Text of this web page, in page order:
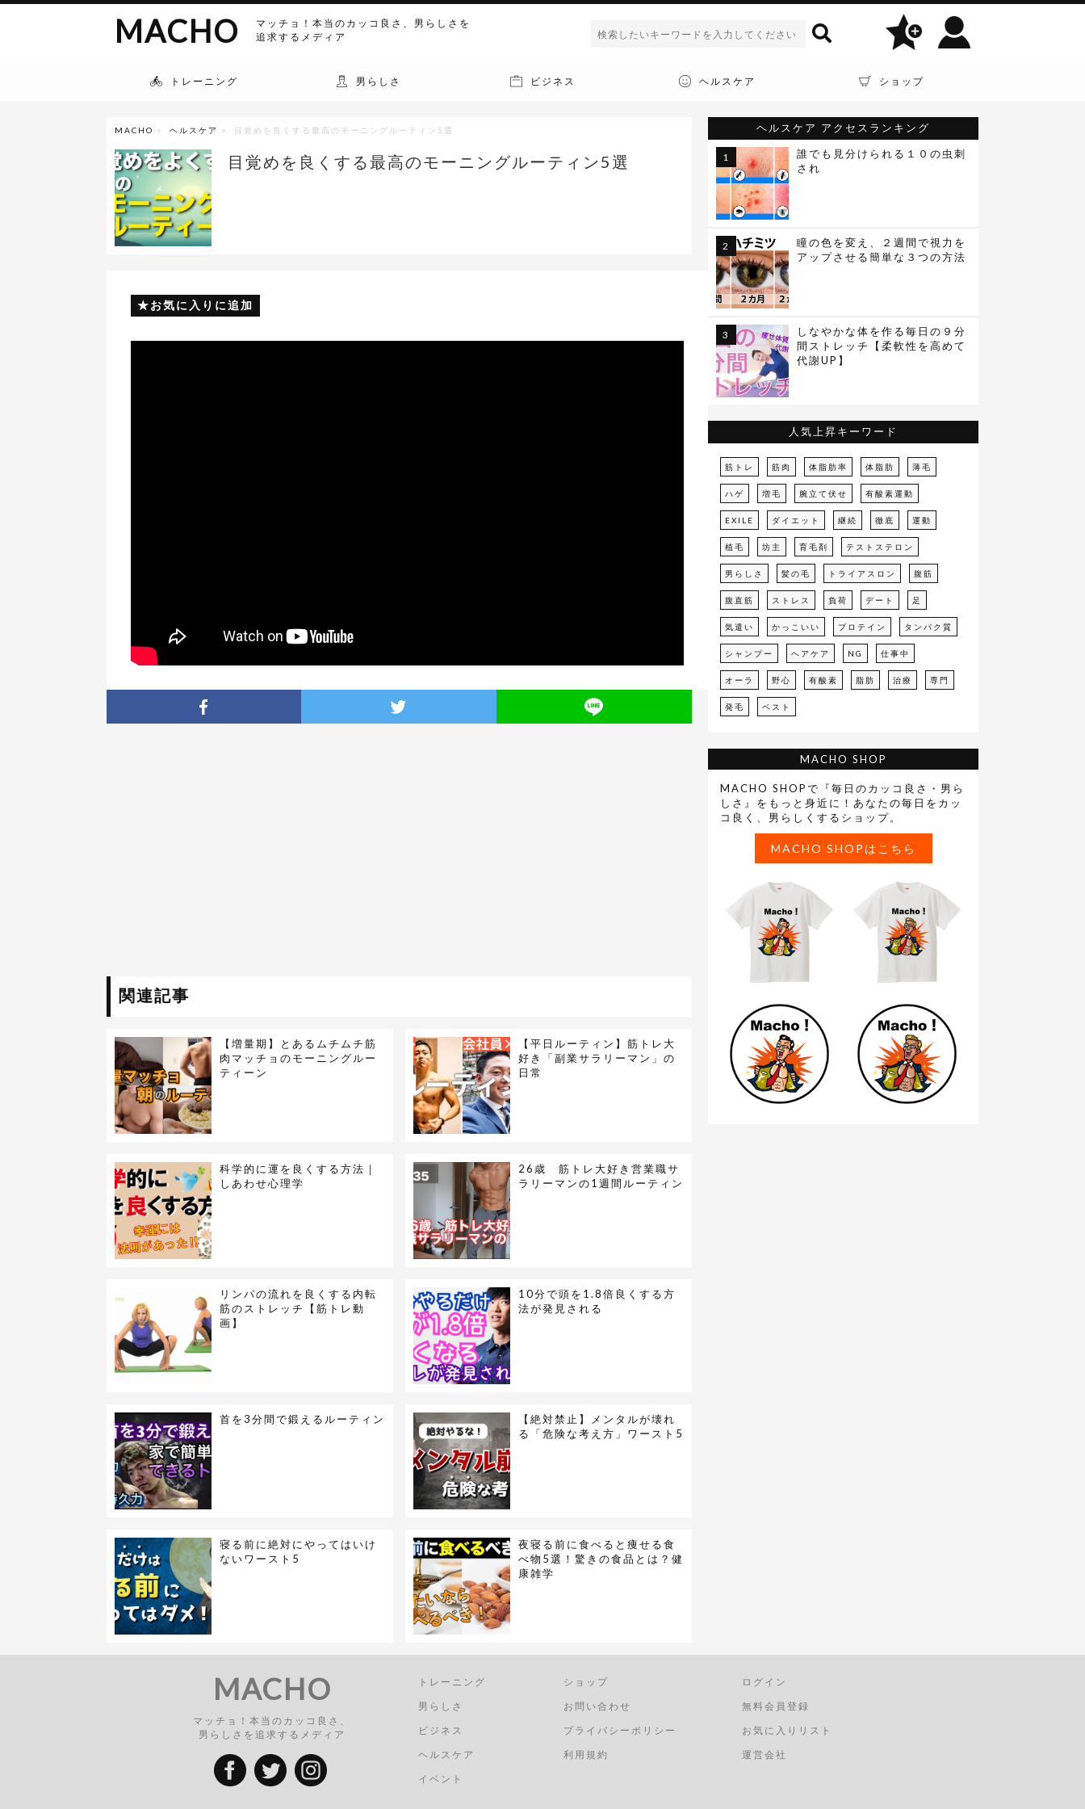
マッチョ！本当のカッコ良さ、男らしさを
追求するメディア
MACHO
トレーニング 男らしさ ビジネス ヘルスケア ショップ
MACHO > ヘルスケア > 目覚めを良くする最高のモーニングルーティン5選
目覚めを良くする最高のモーニングルーティン5選
お気に入りに追加
関連記事
【増量期】とあるムチムチ筋
肉マッチョのモーニングルー
ティーン
【平日ルーティン】筋トレ大
好き「副業サラリーマン」の
日常
科学的に運を良くする方法｜
しあわせ心理学
26歳 筋トレ大好き営業職サ
ラリーマンの1週間ルーティン
リンパの流れを良くする内転
筋のストレッチ【筋トレ動
画】
10分で頭を1.8倍良くする方
法が発見される
首を3分間で鍛えるルーティン
【絶対禁止】メンタルが壊れ
る「危険な考え方」ワースト5
寝る前に絶対にやってはいけ
ないワースト5
夜寝る前に食べると痩せる食
べ物5選！驚きの食品とは？健
康雑学
ヘルスケア アクセスランキング
誰でも見分けられる１０の虫刺
され
瞳の色を変え、２週間で視力を
アップさせる簡単な３つの方法
しなやかな体を作る毎日の９分
間ストレッチ【柔軟性を高めて
代謝UP】
人気上昇キーワード
筋トレ 筋肉 体脂肪率 体脂肪 薄毛
ハゲ 増毛 腕立て伏せ 有酸素運動
EXILE ダイエット 継続 徹底 運動
植毛 坊主 育毛剤 テストステロン
男らしさ 髪の毛 トライアスロン 腹筋
腹直筋 ストレス 負荷 デート 足
気遣い かっこいい プロテイン タンパク質
シャンプー ヘアケア NG 仕事中
オーラ 野心 有酸素 脂肪 治療 専門
発毛 ベスト
MACHO SHOP
MACHO SHOPで『毎日のカッコ良さ・男ら
しさ』をもっと身近に！あなたの毎日をカッ
コ良く、男らしくするショップ。
MACHO SHOPはこちら
MACHO
マッチョ！本当のカッコ良さ、
男らしさを追求するメディア
トレーニング
男らしさ
ビジネス
ヘルスケア
イベント
ショップ
お問い合わせ
プライバシーポリシー
利用規約
ログイン
無料会員登録
お気に入りリスト
運営会社